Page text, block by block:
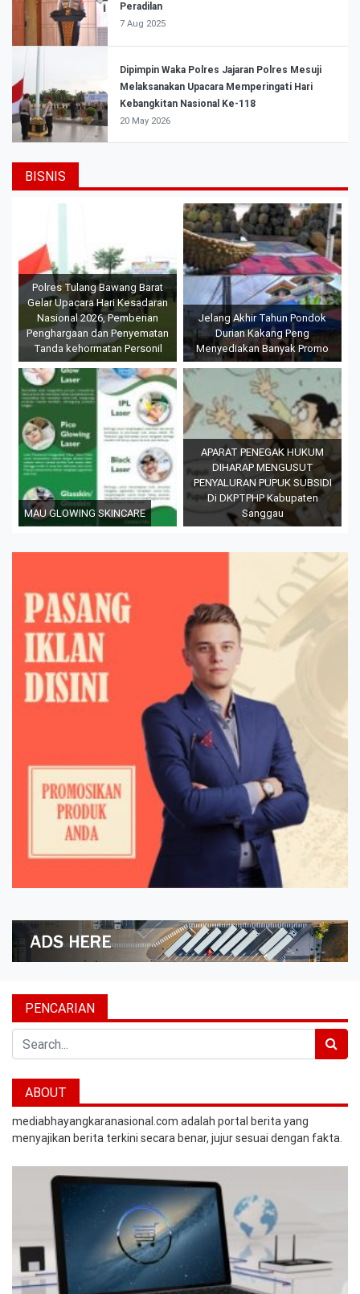
Peradilan
7 Aug 2025
Dipimpin Waka Polres Jajaran Polres Mesuji
Melaksanakan Upacara Memperingati Hari
Kebangkitan Nasional Ke-118
20 May 2026
BISNIS
Polres Tulang Bawang Barat
Gelar Upacara Hari Kesadaran
Nasional 2026, Pemberian
Penghargaan dan Penyematan
Tanda kehormatan Personil
Jelang Akhir Tahun Pondok
Durian Kakang Peng
Menyediakan Banyak Promo
MAU GLOWING SKINCARE
APARAT PENEGAK HUKUM
DIHARAP MENGUSUT
PENYALURAN PUPUK SUBSIDI
Di DKPTPHP Kabupaten
Sanggau
PENCARIAN
ABOUT
mediabhayangkaranasional.com adalah portal berita yang
menyajikan berita terkini secara benar, jujur sesuai dengan fakta.